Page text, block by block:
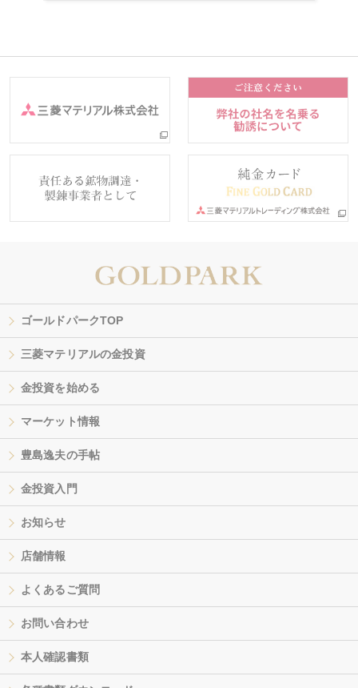
ゴールドパークTOP
三菱マテリアルの金投資
金投資を始める
マーケット情報
豊島逸夫の手帖
金投資入門
お知らせ
店舗情報
よくあるご質問
お問い合わせ
本人確認書類